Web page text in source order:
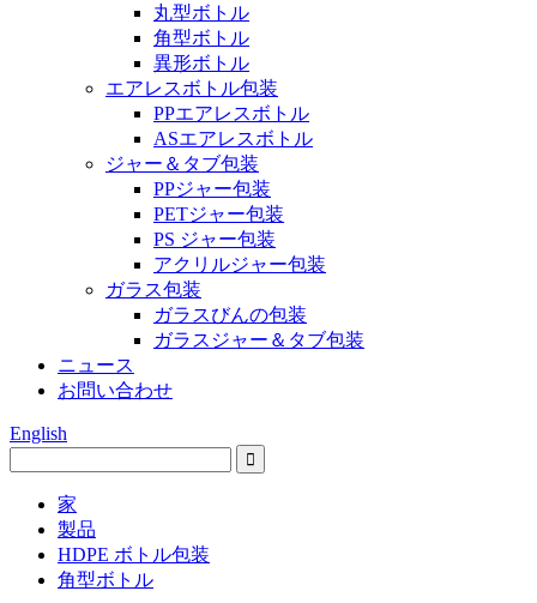
丸型ボトル
角型ボトル
異形ボトル
エアレスボトル包装
PPエアレスボトル
ASエアレスボトル
ジャー＆タブ包装
PPジャー包装
PETジャー包装
PS ジャー包装
アクリルジャー包装
ガラス包装
ガラスびんの包装
ガラスジャー＆タブ包装
ニュース
お問い合わせ
English
家
製品
HDPE ボトル包装
角型ボトル